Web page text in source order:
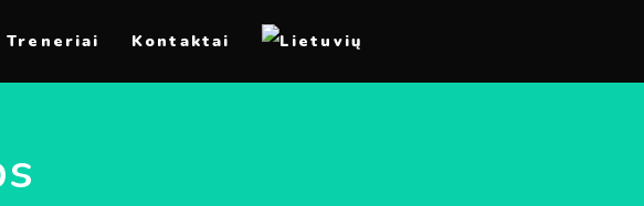
Treneriai Kontaktai